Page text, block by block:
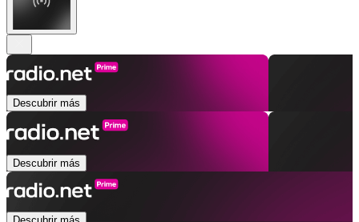
Descubrir más
Descubrir más